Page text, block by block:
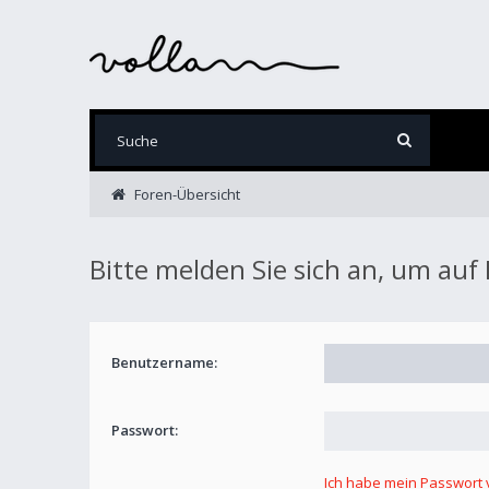
Foren-Übersicht
Bitte melden Sie sich an, um
Benutzername:
Passwort:
Ich habe mein Passwort